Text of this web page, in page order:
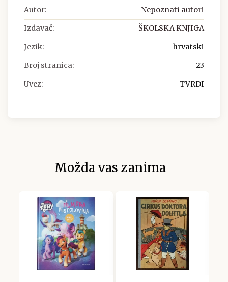
Autor: Nepoznati autori
Izdavač: ŠKOLSKA KNJIGA
Jezik: hrvatski
Broj stranica: 23
Uvez: TVRDI
Možda vas zanima